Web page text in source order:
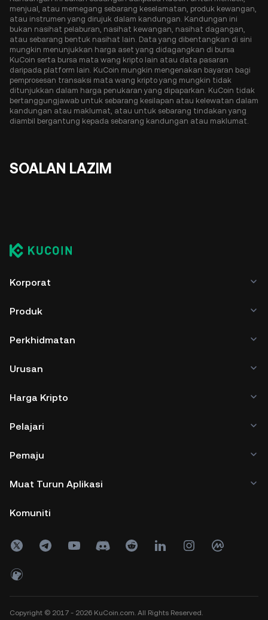
menjual, atau memegang sebarang keselamatan, produk kewangan,
atau instrumen yang dirujuk dalam kandungan. Kandungan ini
bukan nasihat pelaburan, nasihat kewangan, nasihat dagangan,
atau sebarang bentuk nasihat lain. Data yang dibentangkan di sini
mungkin menunjukkan harga aset yang didagangkan di bursa
KuCoin serta bursa mata wang kripto lain atau data pasaran
daripada platform lain. KuCoin mungkin mengenakan bayaran bagi
pemprosesan transaksi mata wang kripto yang mungkin tidak
ditunjukkan dalam harga penukaran yang dipaparkan. KuCoin tidak
bertanggungjawab untuk sebarang kesilapan atau kelewatan dalam
kandungan atau maklumat, atau untuk sebarang tindakan yang
diambil bergantung kepada sebarang kandungan atau maklumat.
SOALAN LAZIM
Korporat
Produk
Perkhidmatan
Urusan
Harga Kripto
Pelajari
Pemaju
Muat Turun Aplikasi
Komuniti
Copyright © 2017 - 2026 KuCoin.com. All Rights Reserved.